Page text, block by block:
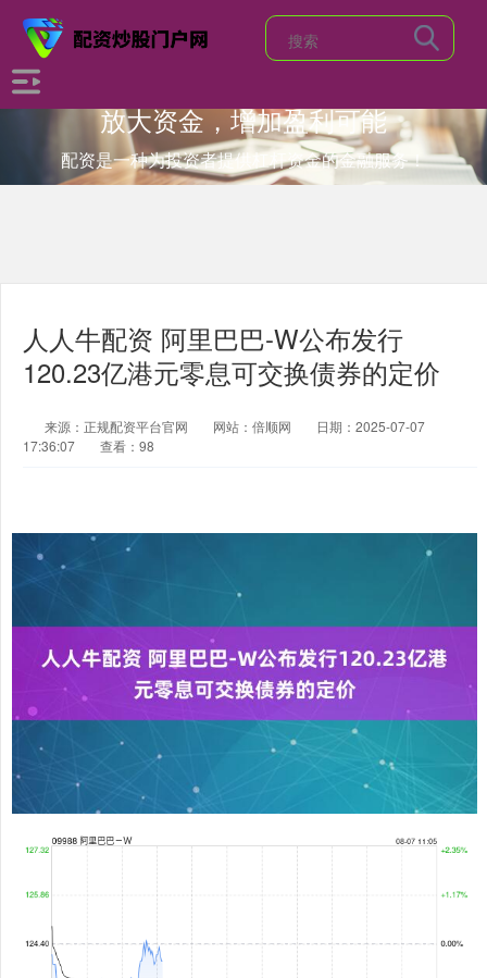
放大资金，增加盈利可能
配资是一种为投资者提供杠杆资金的金融服务！
人人牛配资 阿里巴巴-W公布发行
120.23亿港元零息可交换债券的定价
来源：正规配资平台官网 网站：倍顺网
日期：2025-07-07
17:36:07
查看：98